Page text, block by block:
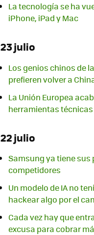
La tecnología se ha
iPhone, iPad y Mac
23 julio
Los genios chinos de
prefieren volver a
La Unión Europea
herramientas
22 julio
Samsung ya tiene sus
competidores
Un modelo de IA no
hackear algo por el
Cada vez hay que
excusa para cobrar